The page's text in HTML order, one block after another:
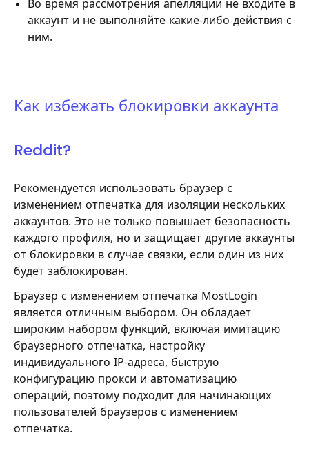
Во время рассмотрения апелляции не входите в
аккаунт и не выполняйте какие-либо действия с
ним.
Как избежать блокировки аккаунта
Reddit?
Рекомендуется использовать браузер с
изменением отпечатка для изоляции нескольких
аккаунтов. Это не только повышает безопасность
каждого профиля, но и защищает другие аккаунты
от блокировки в случае связки, если один из них
будет заблокирован.
Браузер с изменением отпечатка MostLogin
является отличным выбором. Он обладает
широким набором функций, включая имитацию
браузерного отпечатка, настройку
индивидуального IP-адреса, быструю
конфигурацию прокси и автоматизацию
операций, поэтому подходит для начинающих
пользователей браузеров с изменением
отпечатка.